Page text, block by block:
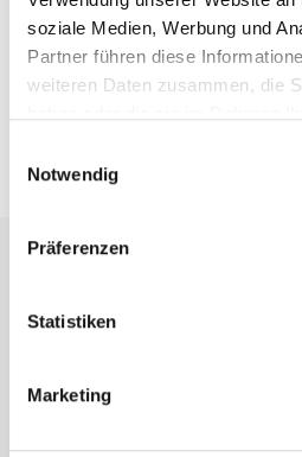
soziale Medien, Werbung und
Partner führen diese
weiteren Daten zusammen, die
Notwendig
Präferenzen
Statistiken
Marketing
Weitere Themen:
Weitere Kategorien:
Weitere Beiträge